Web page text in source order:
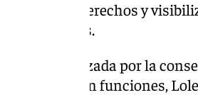
de derechos y
ocultas.
encabezada por la
e Igualdad en funciones,